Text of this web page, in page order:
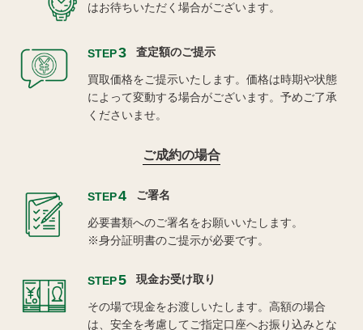
はお待ちいただく場合がございます。
STEP3 査定額のご提示
買取価格をご提示いたします。価格は時期や状態
によって変動する場合がございます。予めご了承
くださいませ。
ご成約の場合
STEP4 ご署名
必要書類へのご署名をお願いいたします。
※身分証明書のご提示が必要です。
STEP5 現金お受け取り
その場で現金をお渡しいたします。高額の場合
は、安全を考慮してご指定口座へお振り込みとな